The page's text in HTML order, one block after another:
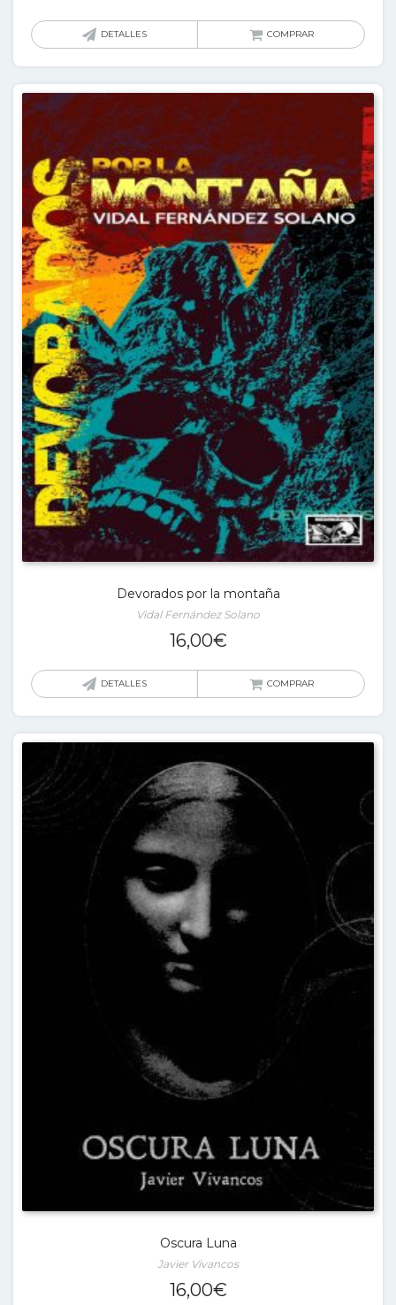
DETALLES COMPRAR
Devorados por la montaña
Vidal Fernández Solano
16,00€
DETALLES COMPRAR
Oscura Luna
Javier Vivancos
16,00€